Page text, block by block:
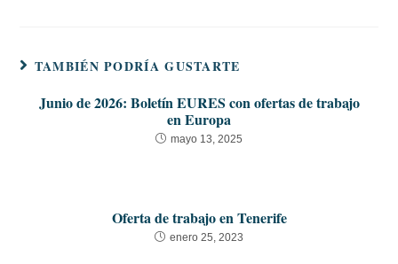
TAMBIÉN PODRÍA GUSTARTE
Junio de 2026: Boletín EURES con ofertas de trabajo
en Europa
mayo 13, 2025
Oferta de trabajo en Tenerife
enero 25, 2023